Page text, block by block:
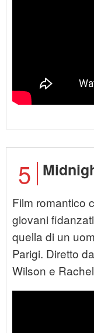
5
Film romantico
giovani
quella di un
Parigi. Diretto
Wilson e